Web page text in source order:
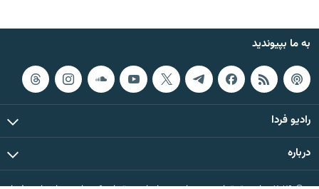
به ما بپیوندید
رادیو فردا
درباره